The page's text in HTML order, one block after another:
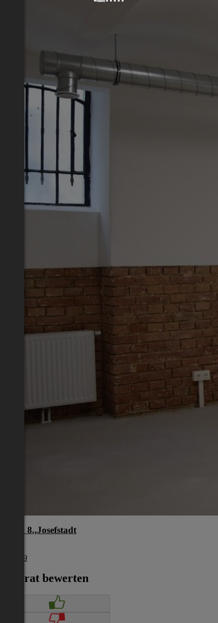
Wien 8.,Josefstadt
€ 1.849
Inserat bewerten